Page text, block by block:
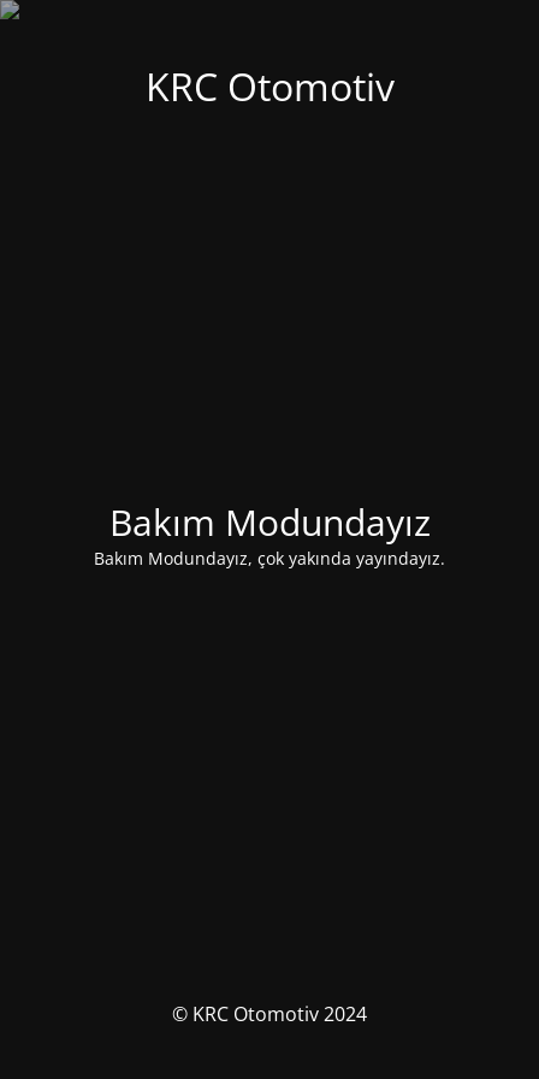
KRC Otomotiv
Bakım Modundayız
Bakım Modundayız, çok yakında yayındayız.
© KRC Otomotiv 2024